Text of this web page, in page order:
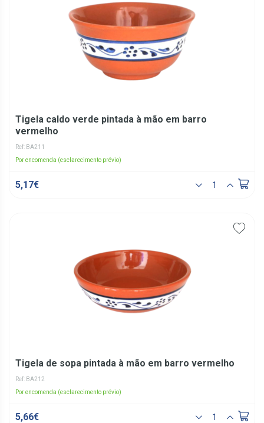
Tigela caldo verde pintada à mão em barro
vermelho
Ref: BA211
Por encomenda (esclarecimento prévio)
5,17€
Tigela de sopa pintada à mão em barro vermelho
Ref: BA212
Por encomenda (esclarecimento prévio)
5,66€